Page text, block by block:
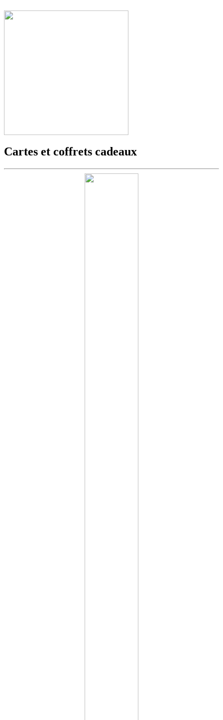
Cartes et coffrets cadeaux